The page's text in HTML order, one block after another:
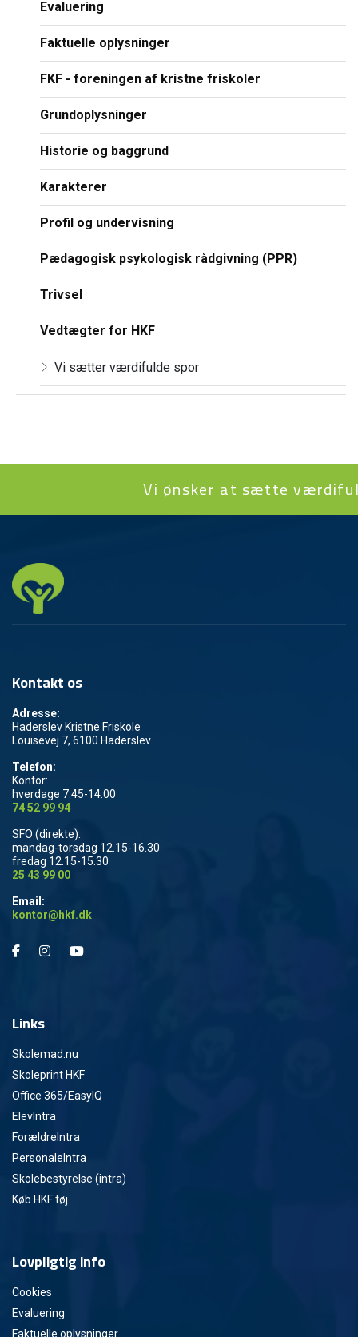
Evaluering
Faktuelle oplysninger
FKF - foreningen af kristne friskoler
Grundoplysninger
Historie og baggrund
Karakterer
Profil og undervisning
Pædagogisk psykologisk rådgivning (PPR)
Trivsel
Vedtægter for HKF
Vi sætter værdifulde spor
Vi ønsker at sætte
Kontakt os
Adresse:
Haderslev Kristne Friskole
Louisevej 7, 6100 Haderslev
Telefon:
Kontor:
hverdage 7.45-14.00
74 52 99 94
SFO (direkte):
mandag-torsdag 12.15-16.30
fredag 12.15-15.30
25 43 99 00
Email:
kontor@hkf.dk
Links
Skolemad.nu
Skoleprint HKF
Office 365/EasyIQ
ElevIntra
ForældreIntra
PersonaleIntra
Skolebestyrelse (intra)
Køb HKF tøj
Lovpligtig info
Cookies
Evaluering
Faktuelle oplysninger